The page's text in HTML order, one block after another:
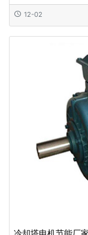
水利、水务、印染
12-02